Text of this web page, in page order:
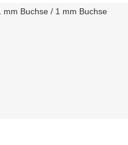
mm Buchse / 1 mm Buchse